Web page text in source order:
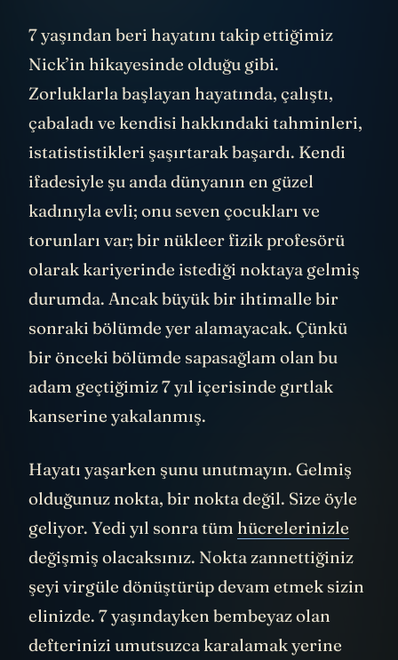
7 yaşından beri hayatını takip ettiğimiz
Nick’in hikayesinde olduğu gibi.
Zorluklarla başlayan hayatında, çalıştı,
çabaladı ve kendisi hakkındaki tahminleri,
istatististikleri şaşırtarak başardı. Kendi
ifadesiyle şu anda dünyanın en güzel
kadınıyla evli; onu seven çocukları ve
torunları var; bir nükleer fizik profesörü
olarak kariyerinde istediği noktaya gelmiş
durumda. Ancak büyük bir ihtimalle bir
sonraki bölümde yer alamayacak. Çünkü
bir önceki bölümde sapasağlam olan bu
adam geçtiğimiz 7 yıl içerisinde gırtlak
kanserine yakalanmış.
Hayatı yaşarken şunu unutmayın. Gelmiş
olduğunuz nokta, bir nokta değil. Size öyle
geliyor. Yedi yıl sonra tüm hücrelerinizle
değişmiş olacaksınız. Nokta zannettiğiniz
şeyi virgüle dönüştürüp devam etmek sizin
elinizde. 7 yaşındayken bembeyaz olan
defterinizi umutsuzca karalamak yerine